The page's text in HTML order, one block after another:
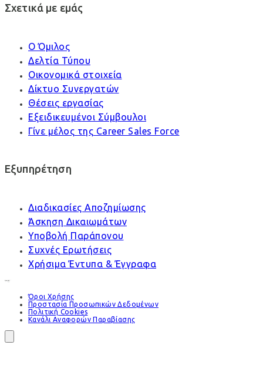
Σχετικά με εμάς
Ο Όμιλος
Δελτία Τύπου
Οικονομικά στοιχεία
Δίκτυο Συνεργατών
Θέσεις εργασίας
Εξειδικευμένοι Σύμβουλοι
Γίνε μέλος της Career Sales Force
Εξυπηρέτηση
Διαδικασίες Αποζημίωσης
Άσκηση Δικαιωμάτων
Υποβολή Παράπονου
Συχνές Ερωτήσεις
Χρήσιμα Έντυπα & Έγγραφα
Όροι Χρήσης
Προστασία Προσωπικών Δεδομένων
Πολιτική Cookies
Κανάλι Αναφορών Παραβίασης